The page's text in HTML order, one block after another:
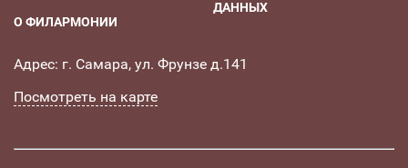
О ФИЛАРМОНИИ
ДАННЫХ
Адрес: г. Самара, ул. Фрунзе д.141
Посмотреть на карте